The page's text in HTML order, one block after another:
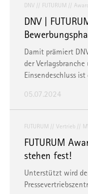
Sie in unserer
Impressum .
DNV FUTURUM
DNV |
Damit prämiert
der Verlagsbranche
Einsendeschluss
05.07.2024
FUTURUM Vertrieb
FUTURUM
stehen fest!
Unterstützt wird